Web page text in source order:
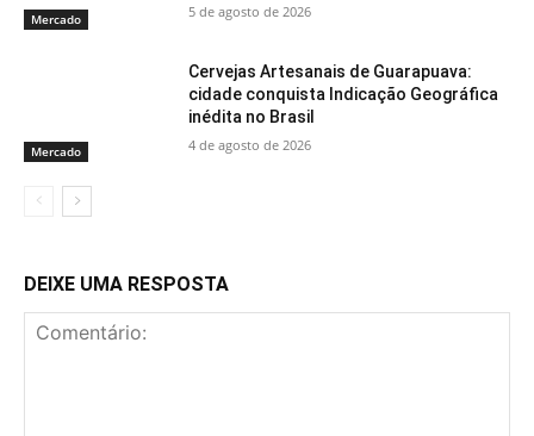
Mercado 5 de agosto de 2026
Mercado
Cervejas Artesanais de Guarapuava:
cidade conquista Indicação Geográfica
inédita no Brasil
4 de agosto de 2026
DEIXE UMA RESPOSTA